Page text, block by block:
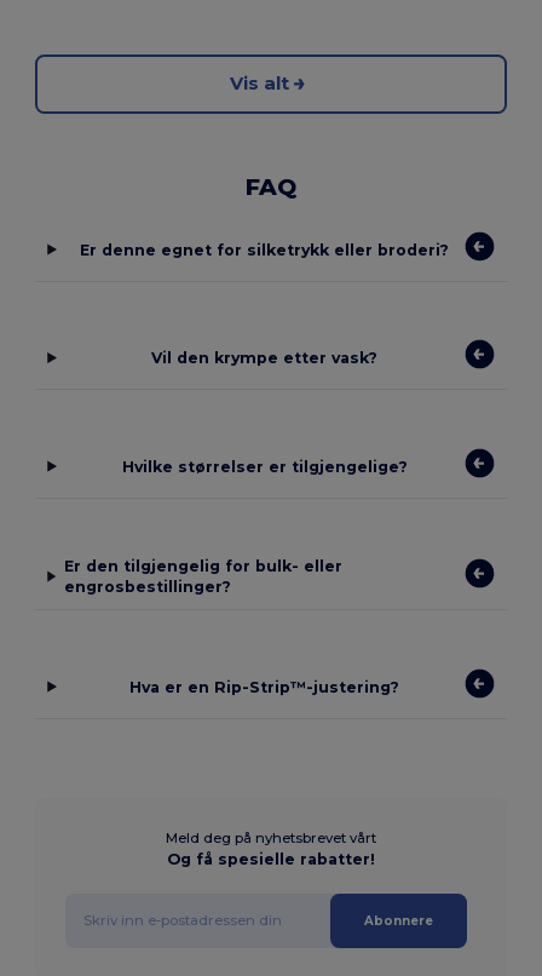
Vis alt
FAQ
Er denne egnet for silketrykk eller broderi?
Vil den krympe etter vask?
Hvilke størrelser er tilgjengelige?
Er den tilgjengelig for bulk- eller
engrosbestillinger?
Hva er en Rip-Strip™-justering?
Meld deg på nyhetsbrevet vårt
Og få spesielle rabatter!
Abonnere